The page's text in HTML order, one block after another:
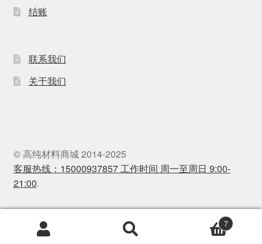
结账
联系我们
关于我们
© 高纯材料商城 2014-2025
客服热线：15000937857 工作时间 周一至周日 9:00-
21:00.
Products
7